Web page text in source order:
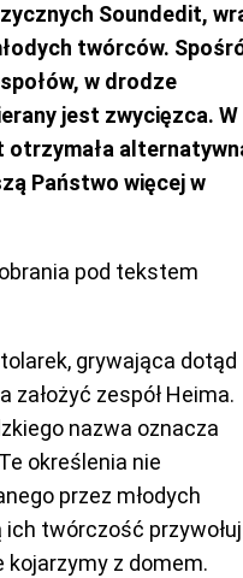
Soundedit,
twórców.
w drodze
jest zwycięzca. W
Państwo więcej w
pod tekstem
grywająca dotąd
założyć zespół Heima.
nazwa oznacza
określenia nie
przez młodych
twórczość
kojarzymy z domem.